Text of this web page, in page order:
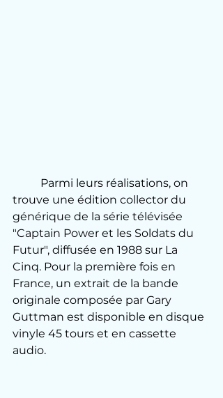
trouve une édition collector du
générique de la série télévisée
"Captain Power et les Soldats du
Futur", diffusée en 1988 sur La
Cinq. Pour la première fois en
France, un extrait de la bande
originale composée par Gary
Guttman est disponible en disque
vinyle 45 tours et en cassette
audio.